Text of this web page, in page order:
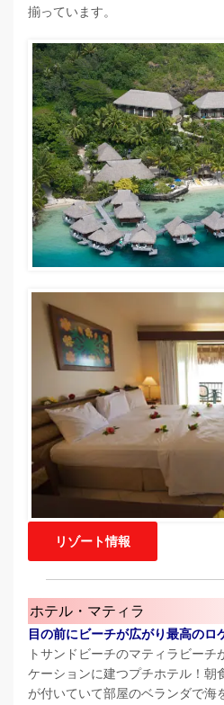
揃っています。
リゾート情報
ホテル・マティラ
目の前にビーチが広がり最高のロ
トサンドビーチのマティラビーチ
ケーションに建つプチホテル！朝
が付いていて部屋のベランダで海